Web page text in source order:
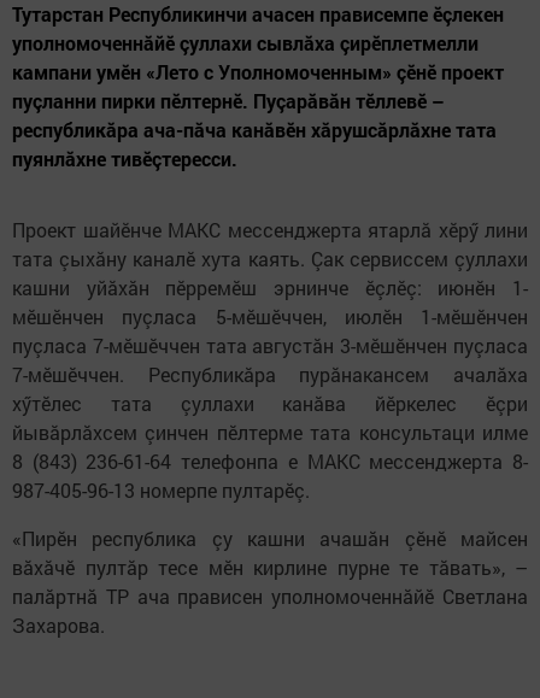
Тутарстан Республикинчи ачасен прависемпе ӗçлекен
уполномоченнăйӗ çуллахи сывлăха çирӗплетмелли
кампани умӗн «Лето с Уполномоченным» çӗнӗ проект
пуçланни пирки пӗлтернӗ. Пуçарăвăн тӗллевӗ –
республикăра ача-пăча канăвӗн хăрушсăрлăхне тата
пуянлăхне тивӗçтересси.
Проект шайӗнче МАКС мессенджерта ятарлă хӗрӳ лини
тата çыхăну каналӗ хута каять. Çак сервиссем çуллахи
кашни уйăхăн пӗрремӗш эрнинче ӗçлӗç: июнӗн 1-
мӗшӗнчен пуçласа 5-мӗшӗччен, июлӗн 1-мӗшӗнчен
пуçласа 7-мӗшӗччен тата августăн 3-мӗшӗнчен пуçласа
7-мӗшӗччен. Республикăра пурăнакансем ачалăха
хӳтӗлес тата çуллахи канăва йӗркелес ӗçри
йывăрлăхсем çинчен пӗлтерме тата консультаци илме
8 (843) 236-61-64 телефонпа е МАКС мессенджерта 8-
987-405-96-13 номерпе пултарӗç.
«Пирӗн республика çу кашни ачашăн çӗнӗ майсен
вăхăчӗ пултăр тесе мӗн кирлине пурне те тăвать», –
палăртнă ТР ача прависен уполномоченнăйӗ Светлана
Захарова.